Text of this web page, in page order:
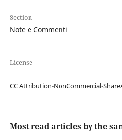
Section
Note e Commenti
License
CC Attribution-NonCommercial-
Most read articles by the